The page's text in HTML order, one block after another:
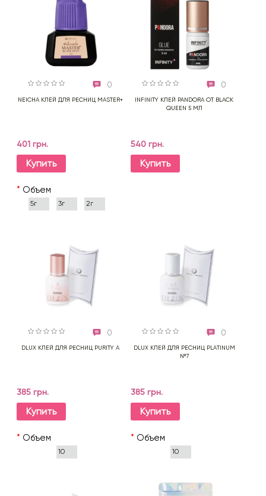
0
NEICHA КЛЕЙ ДЛЯ РЕСНИЦ MASTER+
401 грн.
Купить
* Объем
5г 3г 2г
0
INFINITY КЛЕЙ PANDORA ОТ BLACK
QUEEN 5 МЛ
540 грн.
Купить
0
DLUX КЛЕЙ ДЛЯ РЕСНИЦ PURITY A
385 грн.
Купить
* Объем
10
мл
0
DLUX КЛЕЙ ДЛЯ РЕСНИЦ PLATINUM
№7
385 грн.
Купить
* Объем
10
мл